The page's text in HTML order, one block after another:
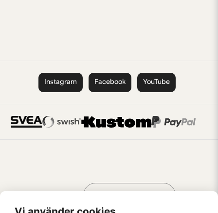
Instagram Facebook YouTube
AV KREATÖRER